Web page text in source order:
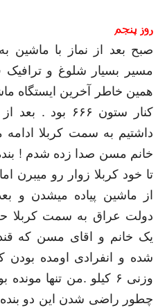
ﺭﻭﺯ ﭘﻨﺠﻢ
ﺻﺒﺢ ﺑﻌﺪ ﺍﺯ ﻧﻤﺎﺯ ﺑﺎ ﻣﺎﺷﯿﻦ
ﻣﺴﯿﺮ ﺑﺴﯿﺎﺭ ﺷﻠﻮﻍ ﻭ ﺗﺮﺍﻓﯿﮏ
ﻫﻤﯿﻦ ﺧﺎﻃﺮ ﺁﺧﺮﯾﻦ ﺍﯾﺴﺘﮕﺎﻩ
ﮐﻨﺎﺭ ﺳﺘﻮﻥ ۶۶۶ ﺑﻮﺩ
. ﺑﻌﺪ
ﺩﺍﺷﺘﯿﻢ ﺑﻪ ﺳﻤﺖ ﮐﺮﺑﻼ
ﺧﺎﻧﻢ ﻣﺴﻦ ﺻﺪﺍ ﺯﺩﻩ ﺷﺪﻡ !
ﺍﺯ ﻣﺎﺷﯿﻦ ﭘﯿﺎﺩﻩ ﻣﯿﺸﺪﻥ ﻭ
ﺩﻭﻟﺖ ﻋﺮﺍﻕ ﺑﻪ ﺳﻤﺖ ﮐﺮﺑﻼ
ﯾﮏ ﺧﺎﻧﻢ ﻭ ﺍﻗﺎﯼ ﻣﺴﻦ ﮐﻪ
ﻭﺯﻧﯽ ۶ ﮐﯿﻠﻮ
.ﻣﻦ ﺗﻨﻬﺎ ﻣﻮﻧﺪﻩ
ﭼﻄﻮﺭ ﺭﺍﺿﯽ ﺷﺪﻥ ﺍﯾﻦ ﺩﻭ ﺑﻨﺪﻩ